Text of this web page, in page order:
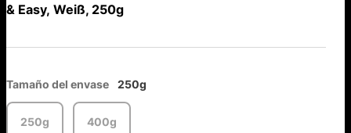
& Easy, Weiß, 250g
Tamaño del envase 250g
250g 400g